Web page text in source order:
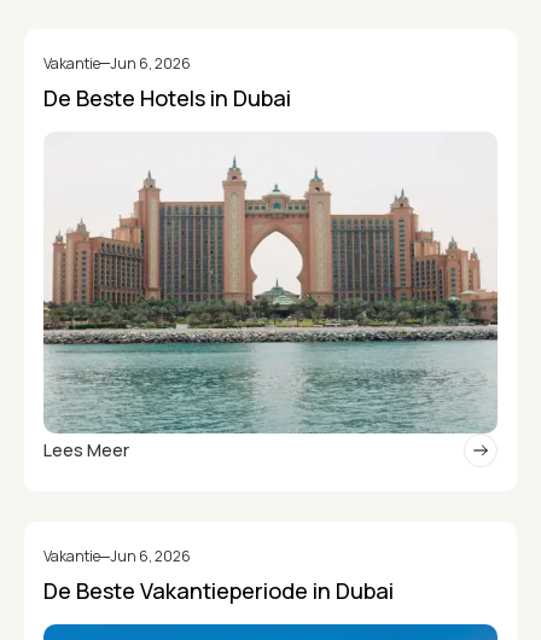
Vakantie Jun 6, 2026
De Beste Hotels in Dubai
Lees Meer
Vakantie Jun 6, 2026
De Beste Vakantieperiode in Dubai